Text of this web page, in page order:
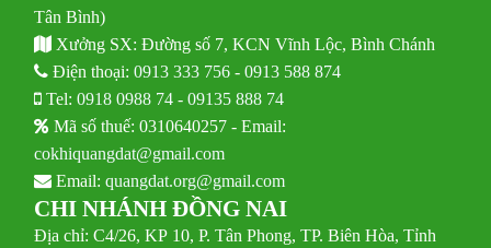
Tân Bình)
Xưởng SX: Đường số 7, KCN Vĩnh Lộc, Bình Chánh
Điện thoại:0913 333 756 -0913 588 874
Tel:0918 0988 74 -09135 888 74
Mã số thuế: 0310640257 - Email:
cokhiquangdat@gmail.com
Email:quangdat.org@gmail.com
CHI NHÁNH ĐỒNG NAI
Địa chỉ: C4/26, KP 10, P. Tân Phong, TP. Biên Hòa, Tỉnh